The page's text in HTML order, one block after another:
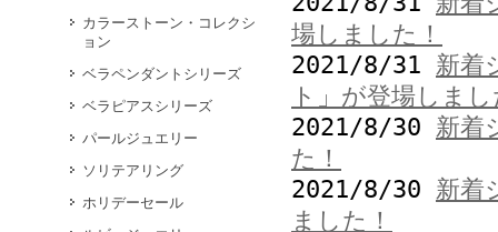
カラーストーン・コレクシ
ョン
ベラペンダントシリーズ
ベラピアスシリーズ
パールジュエリー
ソリテアリング
ホリデーセール
場しました！
2021/8/31 新着
ト」が登場しま
2021/8/30 新着
た！
2021/8/30 新着
ました！